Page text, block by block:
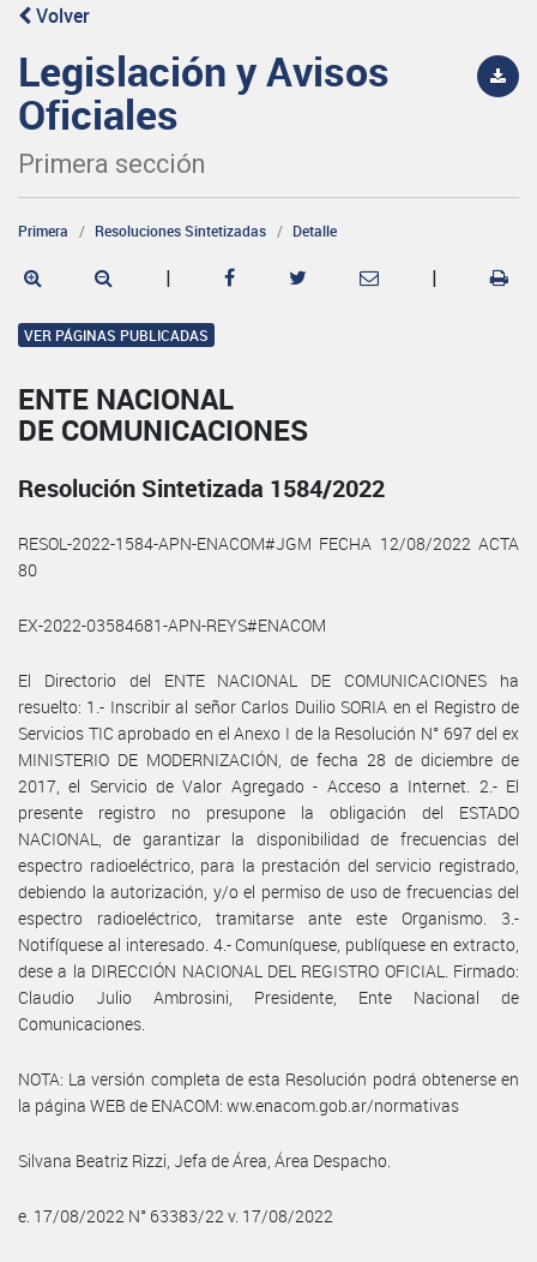
Volver
Legislación y Avisos
Oficiales
Primera sección
Primera Resoluciones Sintetizadas Detalle
| |
VER PÁGINAS PUBLICADAS
ENTE NACIONAL
DE COMUNICACIONES
Resolución Sintetizada 1584/2022
RESOL-2022-1584-APN-ENACOM#JGM FECHA 12/08/2022 ACTA
80
EX-2022-03584681-APN-REYS#ENACOM
El Directorio del ENTE NACIONAL DE COMUNICACIONES ha
resuelto: 1.- Inscribir al señor Carlos Duilio SORIA en el Registro de
Servicios TIC aprobado en el Anexo I de la Resolución N° 697 del ex
MINISTERIO DE MODERNIZACIÓN, de fecha 28 de diciembre de
2017, el Servicio de Valor Agregado - Acceso a Internet. 2.- El
presente registro no presupone la obligación del ESTADO
NACIONAL, de garantizar la disponibilidad de frecuencias del
espectro radioeléctrico, para la prestación del servicio registrado,
debiendo la autorización, y/o el permiso de uso de frecuencias del
espectro radioeléctrico, tramitarse ante este Organismo. 3.-
Notifíquese al interesado. 4.- Comuníquese, publíquese en extracto,
dese a la DIRECCIÓN NACIONAL DEL REGISTRO OFICIAL. Firmado:
Claudio Julio Ambrosini, Presidente, Ente Nacional de
Comunicaciones.
NOTA: La versión completa de esta Resolución podrá obtenerse en
la página WEB de ENACOM: ww.enacom.gob.ar/normativas
Silvana Beatriz Rizzi, Jefa de Área, Área Despacho.
e. 17/08/2022 N° 63383/22 v. 17/08/2022